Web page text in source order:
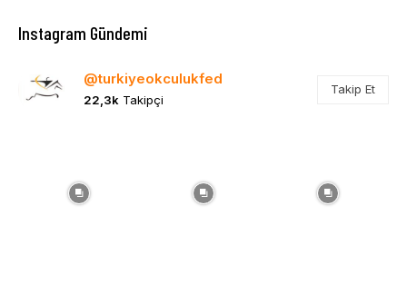
Instagram Gündemi
@turkiyeokculukfed
22,3k Takipçi
Takip Et